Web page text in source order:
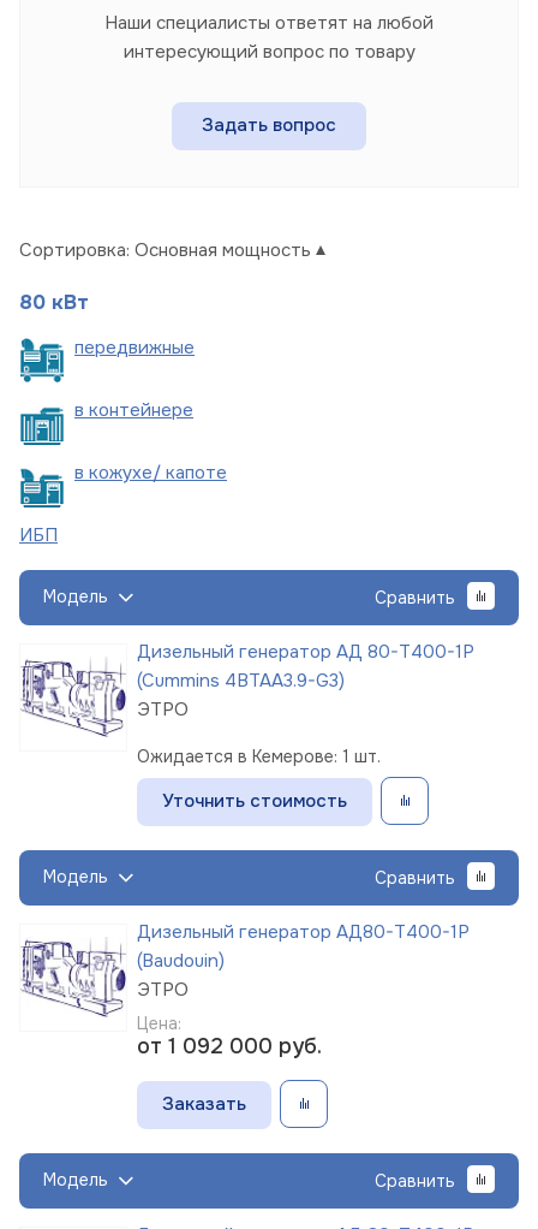
Наши специалисты ответят на любой
интересующий вопрос по товару
Задать вопрос
Сортировка: Основная мощность
80 кВт
передвижные
в контейнере
в кожухе/ капоте
ИБП
Модель Сравнить
Дизельный генератор АД 80-Т400-1Р
(Cummins 4BTAA3.9-G3)
ЭТРО
Ожидается в Кемерове: 1 шт.
Уточнить стоимость
Модель Сравнить
Дизельный генератор АД80-Т400-1Р
(Baudouin)
ЭТРО
Цена:
от 1 092 000 руб.
Заказать
Модель Сравнить